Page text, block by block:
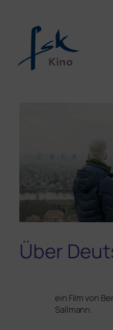
Über
ein Film von
Sallmann.